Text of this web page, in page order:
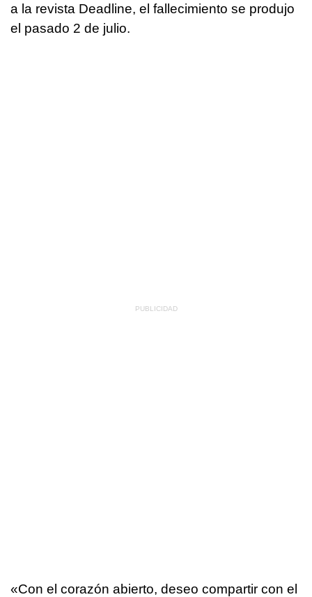
a la revista Deadline, el fallecimiento se produjo
el pasado 2 de julio.
«Con el corazón abierto, deseo compartir con el